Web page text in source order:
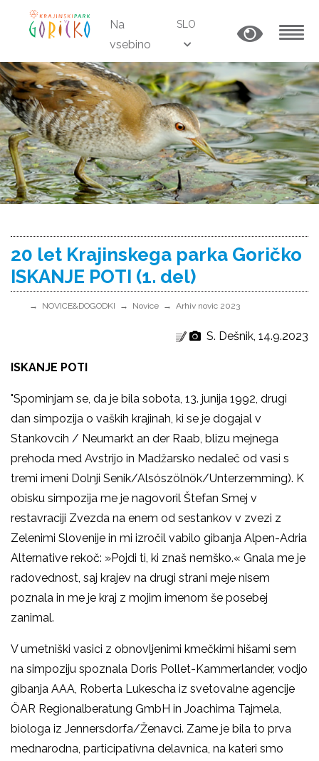
Na
vsebino
SLO
20 let Krajinskega parka Goričko
ISKANJE POTI (1. del)
NOVICE&DOGODKI Novice Arhiv novic 2023
S. Dešnik, 14.9.2023
ISKANJE POTI
"Spominjam se, da je bila sobota, 13. junija 1992, drugi
dan simpozija o vaških krajinah, ki se je dogajal v
Stankovcih / Neumarkt an der Raab, blizu mejnega
prehoda med Avstrijo in Madžarsko nedaleč od vasi s
tremi imeni Dolnji Senik/Alsószölnök/Unterzemming). K
obisku simpozija me je nagovoril Štefan Smej v
restavraciji Zvezda na enem od sestankov v zvezi z
Zelenimi Slovenije in mi izročil vabilo gibanja Alpen-Adria
Alternative rekoč: »Pojdi ti, ki znaš nemško.« Gnala me je
radovednost, saj krajev na drugi strani meje nisem
poznala in me je kraj z mojim imenom še posebej
zanimal.
V umetniški vasici z obnovljenimi kmečkimi hišami sem
na simpoziju spoznala Doris Pollet-Kammerlander, vodjo
gibanja AAA, Roberta Lukescha iz svetovalne agencije
ÖAR Regionalberatung GmbH in Joachima Tajmela,
biologa iz Jennersdorfa/Ženavci. Zame je bila to prva
mednarodna, participativna delavnica, na kateri smo